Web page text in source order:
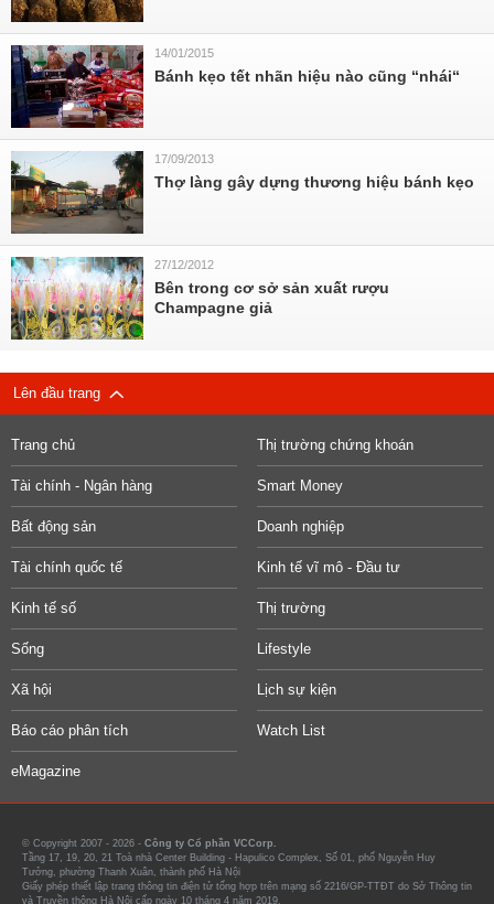
14/01/2015
Bánh kẹo tết nhãn hiệu nào cũng “nhái“
17/09/2013
Thợ làng gây dựng thương hiệu bánh kẹo
27/12/2012
Bên trong cơ sở sản xuất rượu
Champagne giả
Lên đầu trang
Trang chủ Thị trường chứng khoán
Tài chính - Ngân hàng Smart Money
Bất động sản Doanh nghiệp
Tài chính quốc tế Kinh tế vĩ mô - Đầu tư
Kinh tế số Thị trường
Sống Lifestyle
Xã hội Lịch sự kiện
Báo cáo phân tích Watch List
eMagazine
© Copyright 2007 - 2026 - Công ty Cổ phần VCCorp.
Tầng 17, 19, 20, 21 Toà nhà Center Building - Hapulico Complex, Số 01, phố Nguyễn Huy
Tưởng, phường Thanh Xuân, thành phố Hà Nội
Giấy phép thiết lập trang thông tin điện tử tổng hợp trên mạng số 2216/GP-TTĐT do Sở Thông tin
và Truyền thông Hà Nội cấp ngày 10 tháng 4 năm 2019.